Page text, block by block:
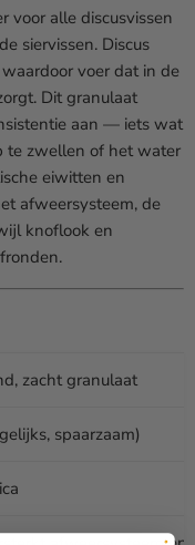
voor alle discusvissen
siervissen. Discus
voer dat in de
Dit granulaat
aan — iets wat
te zwellen of het water
eiwitten en
afweersysteem, de
knoflook en
zacht granulaat
spaarzaam)